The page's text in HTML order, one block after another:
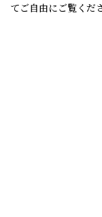
てご自由にご覧くだ